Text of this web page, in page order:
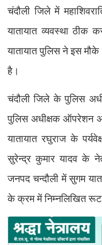
चंदौली जिले में
यातायात व्यवस्था
यातायात पुलिस ने इस मौके
है।
चंदौली जिले के पुलिस
पुलिस अधीक्षक ऑपरेशन
यातायात रघुराज के
सुरेन्द्र कुमार यादव के
जनपद चन्दौली में सुगम
के क्रम में निम्नलिखित रूट